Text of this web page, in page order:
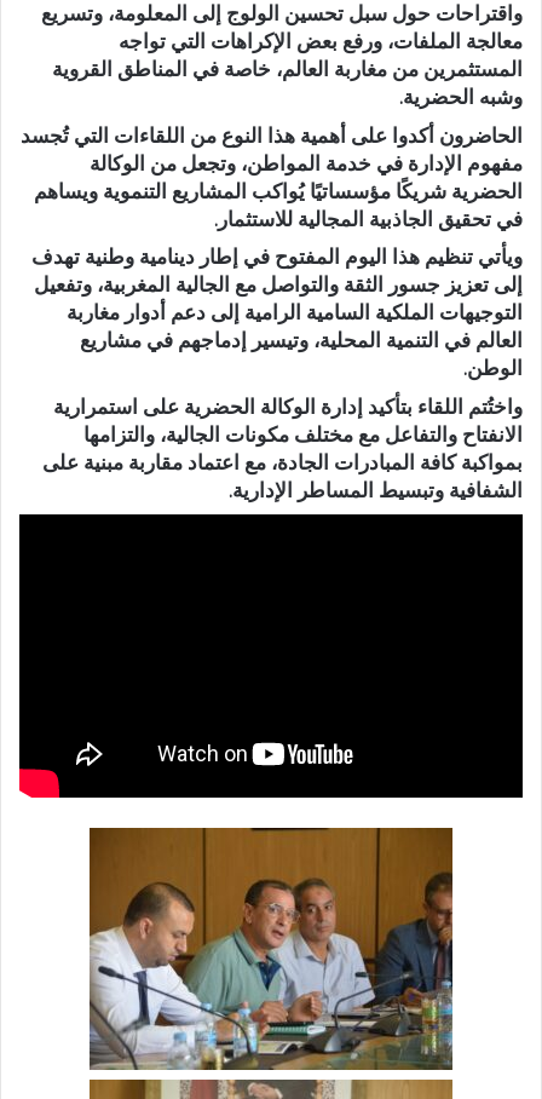
واقتراحات حول سبل تحسين الولوج إلى المعلومة، وتسريع
معالجة الملفات، ورفع بعض الإكراهات التي تواجه
المستثمرين من مغاربة العالم، خاصة في المناطق القروية
وشبه الحضرية.
الحاضرون أكدوا على أهمية هذا النوع من اللقاءات التي تُجسد
مفهوم الإدارة في خدمة المواطن، وتجعل من الوكالة
الحضرية شريكًا مؤسساتيًا يُواكب المشاريع التنموية ويساهم
في تحقيق الجاذبية المجالية للاستثمار.
ويأتي تنظيم هذا اليوم المفتوح في إطار دينامية وطنية تهدف
إلى تعزيز جسور الثقة والتواصل مع الجالية المغربية، وتفعيل
التوجيهات الملكية السامية الرامية إلى دعم أدوار مغاربة
العالم في التنمية المحلية، وتيسير إدماجهم في مشاريع
الوطن.
واختُتم اللقاء بتأكيد إدارة الوكالة الحضرية على استمرارية
الانفتاح والتفاعل مع مختلف مكونات الجالية، والتزامها
بمواكبة كافة المبادرات الجادة، مع اعتماد مقاربة مبنية على
الشفافية وتبسيط المساطر الإدارية.